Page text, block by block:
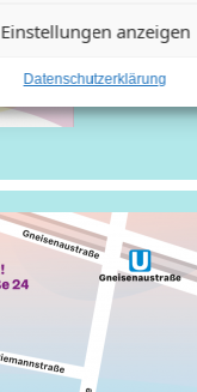
Einstellungen anzeigen
Datenschutzerklärung